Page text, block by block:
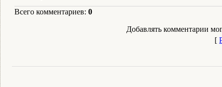
Всего комментариев: 0
Добавлять комментарии
[